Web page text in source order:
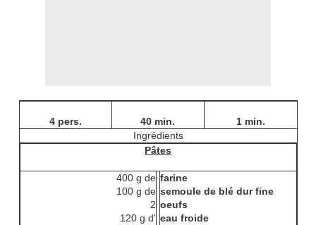
4 pers. 40 min.
1 min.
Ingrédients
Pâtes
400 g de
100 g de
2
120 g d'
farine
semoule de blé dur fine
oeufs
eau froide